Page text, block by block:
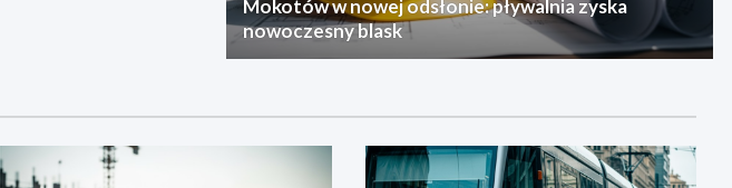
Mokotów w nowej odsłonie: pływalnia zyska
nowoczesny blask